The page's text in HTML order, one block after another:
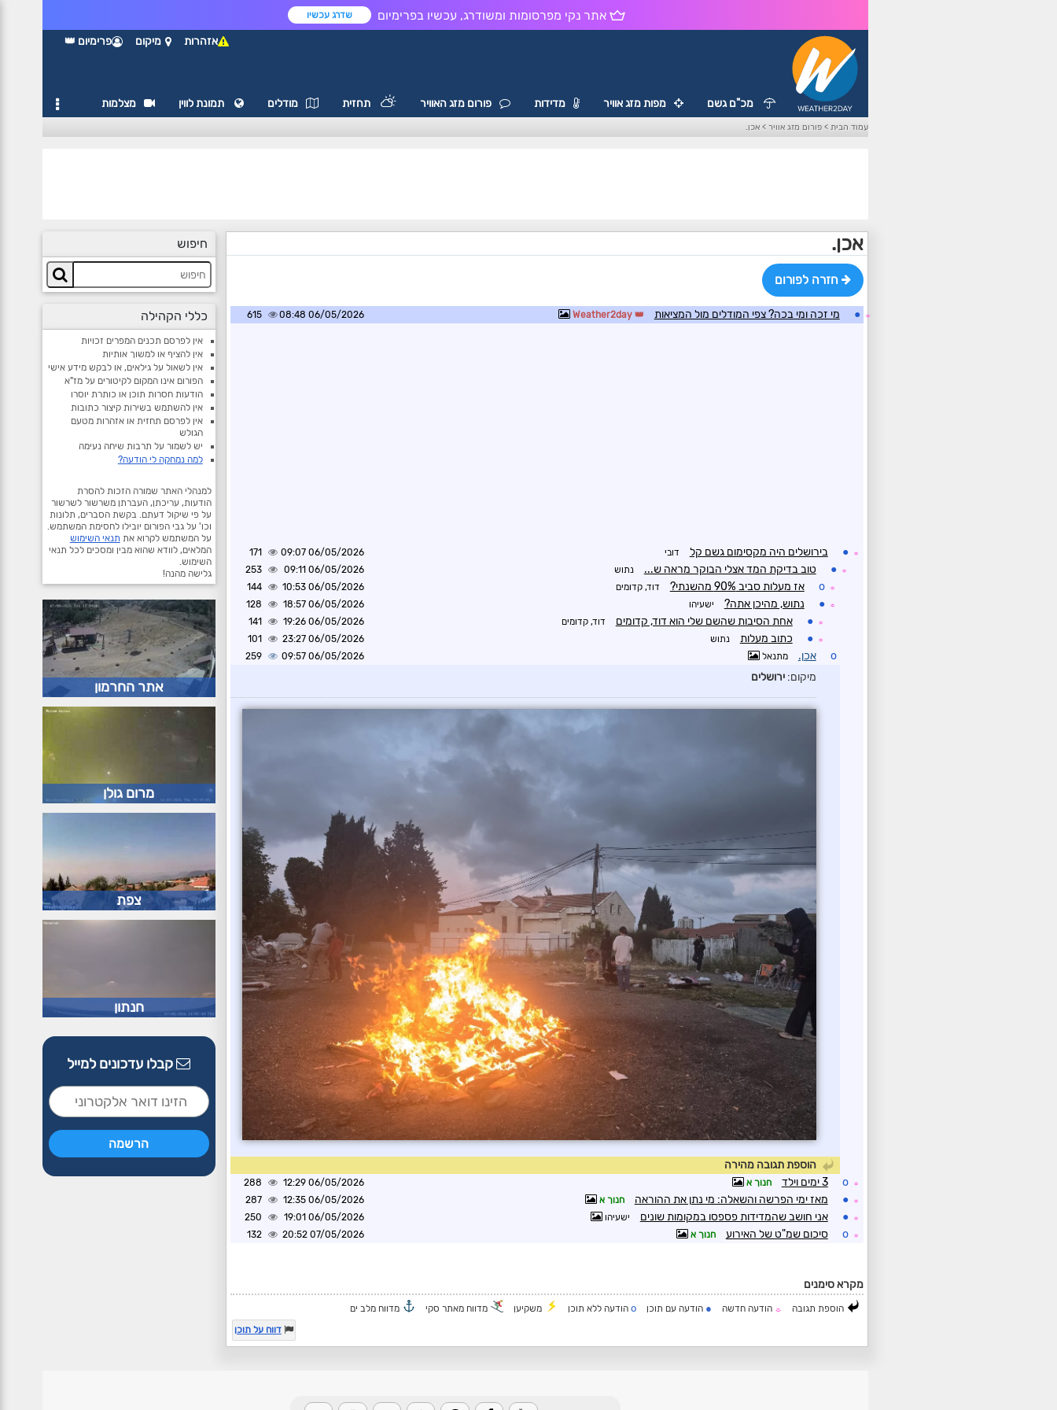
אתר נקי מפרסומות ומשודרג, עכשיו בפרימיום שדרג עכשיו
אזהרות מיקום פרימיום 👑
מכ"ם גשם מפות מזג אוויר מדידות פורום מזג האוויר תחזית מודלים תמונת לווין מצלמות
עמוד הבית >פורום מזג אוויר >אכן.
אכן.
חזרה לפורום
☼
● מי זכה ומי בכה? צפי המודלים מול המציאות Weather2day
06/05/2026 08:48
615
☼
● בירושלים היה מקסימום גשם קל דובי 06/05/2026 09:07
171
☼
● טוב בדיקת המד אצלי הבוקר מראה ש... נתוש 06/05/2026 09:11
253
☼
o אז מעלות סביב 90% מהשנתי? דוד, קדומים 06/05/2026 10:53
144
☼
● נתוש, מהיכן אתה? ישעיהו 06/05/2026 18:57
128
☼
● אחת הסיבות שהשם שלי הוא דוד, קדומים דוד, קדומים 06/05/2026 19:26
141
☼
● כתוב מעלות נתוש 06/05/2026 23:27
101
o אכן. מתנאל 06/05/2026 09:57
259
מיקום:ירושלים
הוספת תגובה מהירה
☼
o 3 ימים וילד חנוך א 06/05/2026 12:29
288
☼
● מאז ימי הפרשה והשאלה: מי נתן את ההוראה חנוך א 06/05/2026 12:35
287
☼
● אני חושב שהמדידות פספסו במקומות שונים ישעיהו 06/05/2026 19:01
250
☼
o סיכום שמ"ט של האירוע חנוך א 07/05/2026 20:52
132
מקרא סימנים
הוספת תגובה ☼ הודעה חדשה ● הודעה עם תוכן o הודעה ללא תוכן משקיען מדווח מאתר סקי
מדווח מלב ים
דווח על תוכן
חיפוש
כללי הקהילה
אין לפרסם תכנים המפרים זכויות
אין להציף או למשוך אותיות
אין לשאול על גילאים, או לבקש מידע אישי
הפורום אינו המקום לקיטורים על מז"א
הודעות חסרות תוכן או כותרת יוסרו
אין להשתמש בשירות קיצור כתובות
אין לפרסם תחזית או אזהרות מטעם
הגולש
יש לשמור על תרבות שיחה נעימה
למה נמחקה לי הודעה?
למנהלי האתר שמורה הזכות להסרת
הודעות, עריכתן, העברתן משרשור לשרשור
על פי שיקול דעתם. בקשת הסברים, תלונות
וכו' על גבי הפורום יובילו לחסימת המשתמש.
על המשתמש לקרוא את תנאי השימוש
המלאים, לוודא שהוא מבין ומסכים לכל תנאי
השימוש.
גלישה מהנה!
אתר החרמון
מרום גולן
צפת
חנתון
קבלו עדכונים למייל